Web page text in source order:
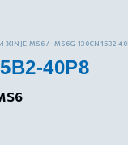
XINJE MS6 MS6G-130CN15B2-
40P8